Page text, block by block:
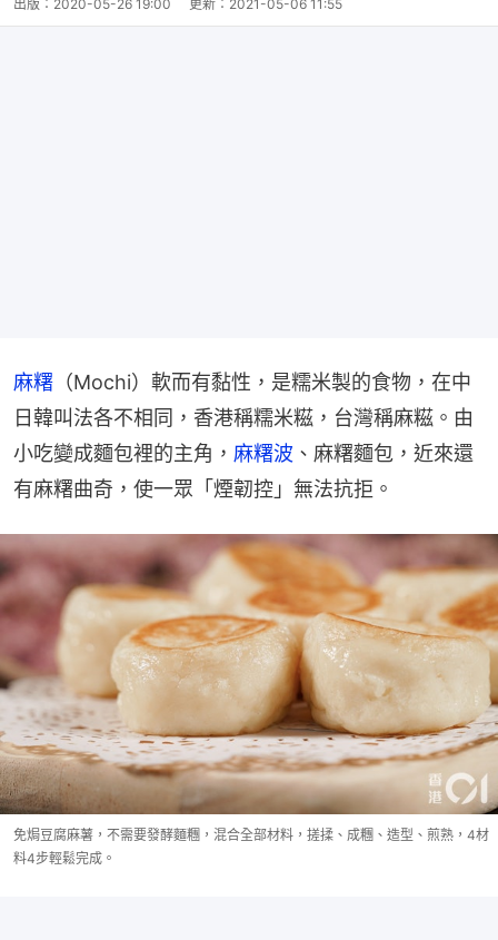
出版： 2020-05-26 19:00 更新： 2021-05-06 11:55
麻糬 （Mochi）軟而有黏性，是糯米製的食物，在中
日韓叫法各不相同，香港稱糯米糍，台灣稱麻糍。由
小吃變成麵包裡的主角， 麻糬波 、麻糬麵包，近來還
有麻糬曲奇，使一眾「煙韌控」無法抗拒。
免焗豆腐麻薯，不需要發酵麵糰，混合全部材料，搓揉、成糰、造型、煎熟，4材
料4步輕鬆完成。